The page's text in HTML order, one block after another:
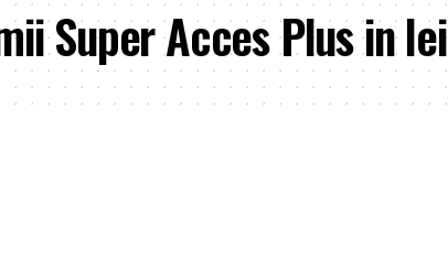
Super Acces Plus in lei